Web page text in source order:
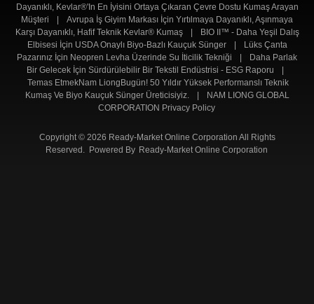
Dayanıklı, Kevlar®'ın En İyisini Ortaya Çıkaran Çevre Dostu Kumaş Arayan
Müşteri
|
Avrupa İş Giyim Markası İçin Yırtılmaya Dayanıklı, Aşınmaya
Karşı Dayanıklı, Hafif Teknik Kevlar® Kumaş
|
BIO II™ - Daha Yeşil Dalış
Elbisesi İçin USDA Onaylı Biyo-Bazlı Kauçuk Sünger
|
Lüks Çanta
Pazarınız İçin Neopren Levha Üzerinde Su İticilik Tekniği
|
Daha Parlak
Bir Gelecek İçin Sürdürülebilir Bir Tekstil Endüstrisi - ESG Raporu
|
Temas EtmekNam LiongBugün! 50 Yıldır Yüksek Performanslı Teknik
Kumaş Ve Biyo Kauçuk Sünger Üreticisiyiz.
|
NAM LIONG GLOBAL
CORPORATION Privacy Policy
Copyright © 2026 Ready-Market Online Corporation All Rights
Reserved. Powered By Ready-Market Online Corporation